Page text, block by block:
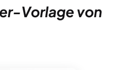
Vorlage von